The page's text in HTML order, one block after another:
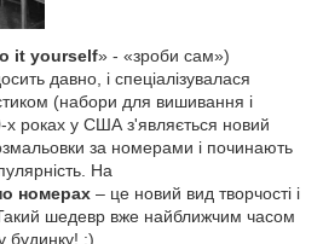
it yourself» - «зроби сам»)
давно, і спеціалізувалася
(набори для вишивання і
роках у США з'являється новий
за номерами і починають
На
номерах – це новий вид творчості і
шедевр вже найближчим часом
будинку! :)